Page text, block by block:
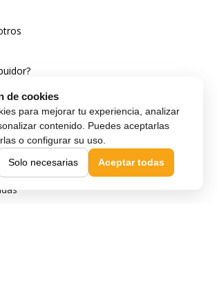
de cookies
para mejorar tu experiencia, analizar
contenido. Puedes aceptarlas
o configurar su uso.
Solo necesarias Aceptar todas